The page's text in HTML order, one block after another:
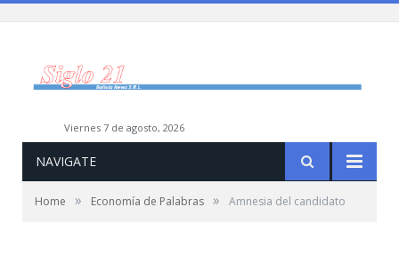
viernes 7 de agosto, 2026
NAVIGATE
Home » Economía de Palabras » Amnesia del candidato